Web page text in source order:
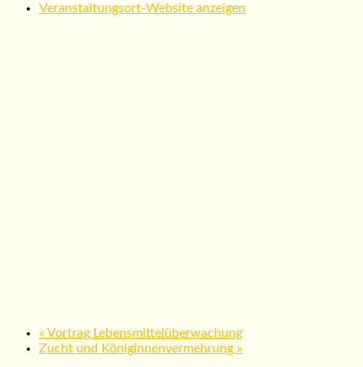
Veranstaltungsort-Website anzeigen
« Vortrag Lebensmittelüberwachung
Zucht und Königinnenvermehrung »